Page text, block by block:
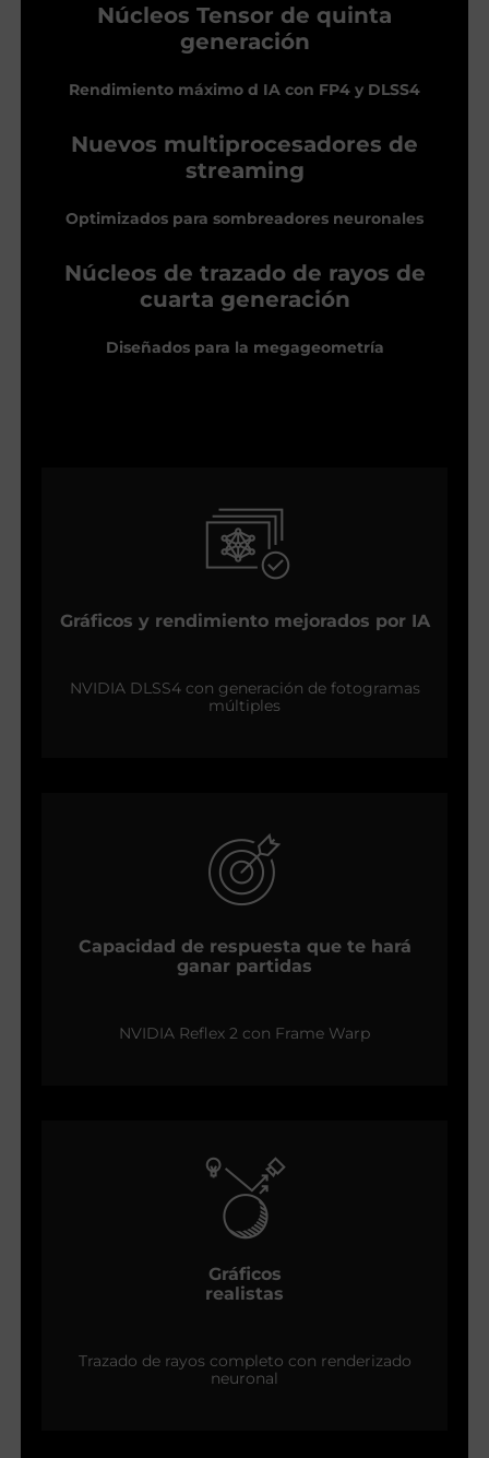
Núcleos Tensor de quinta
generación
Rendimiento máximo d IA con FP4 y DLSS4
Nuevos multiprocesadores de
streaming
Optimizados para sombreadores neuronales
Núcleos de trazado de rayos de
cuarta generación
Diseñados para la megageometría
Gráficos y rendimiento mejorados por IA
NVIDIA DLSS4 con generación de fotogramas
múltiples
Capacidad de respuesta que te hará
ganar partidas
NVIDIA Reflex 2 con Frame Warp
Gráficos
realistas
Trazado de rayos completo con renderizado
neuronal